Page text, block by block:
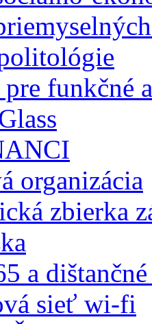
pre funkčné
organizácia
zbierka
a
sieť wi-fi